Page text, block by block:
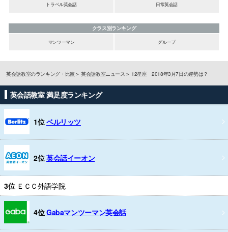
トラベル英会話 日常英会話
クラス別ランキング
マンツーマン
グループ
英会話教室のランキング・比較 英会話教室ニュース 12星座 2018年3月7日の運勢は？
英会話教室 満足度ランキング
1位ベルリッツ
2位英会話イーオン
3位 ＥＣＣ外語学院
4位Gabaマンツーマン英会話